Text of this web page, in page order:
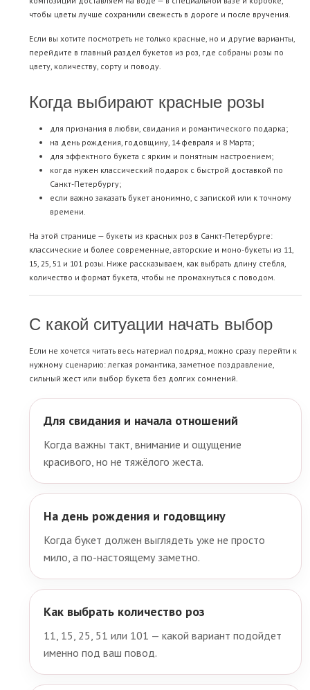
чтобы цветы лучше сохранили свежесть в дороге и после вручения.
Если вы хотите посмотреть не только красные, но и другие варианты,
перейдите в главный раздел букетов из роз, где собраны розы по
цвету, количеству, сорту и поводу.
Когда выбирают красные розы
для признания в любви, свидания и романтического подарка;
на день рождения, годовщину, 14 февраля и 8 Марта;
для эффектного букета с ярким и понятным настроением;
когда нужен классический подарок с быстрой доставкой по
Санкт-Петербургу;
если важно заказать букет анонимно, с запиской или к точному
времени.
На этой странице — букеты из красных роз в Санкт-Петербурге:
классические и более современные, авторские и моно-букеты из 11,
15, 25, 51 и 101 розы. Ниже рассказываем, как выбрать длину стебля,
количество и формат букета, чтобы не промахнуться с поводом.
С какой ситуации начать выбор
Если не хочется читать весь материал подряд, можно сразу перейти к
нужному сценарию: легкая романтика, заметное поздравление,
сильный жест или выбор букета без долгих сомнений.
Для свидания и начала отношений
Когда важны такт, внимание и ощущение
красивого, но не тяжёлого жеста.
На день рождения и годовщину
Когда букет должен выглядеть уже не просто
мило, а по-настоящему заметно.
Как выбрать количество роз
11, 15, 25, 51 или 101 — какой вариант подойдет
именно под ваш повод.